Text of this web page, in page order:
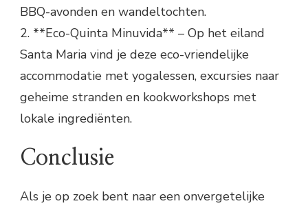
BBQ-avonden en wandeltochten.
2. **Eco-Quinta Minuvida** – Op het eiland
Santa Maria vind je deze eco-vriendelijke
accommodatie met yogalessen, excursies naar
geheime stranden en kookworkshops met
lokale ingrediënten.
Conclusie
Als je op zoek bent naar een onvergetelijke